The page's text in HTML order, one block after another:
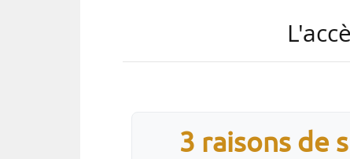
évités en son absence (coûts
3 raisons de